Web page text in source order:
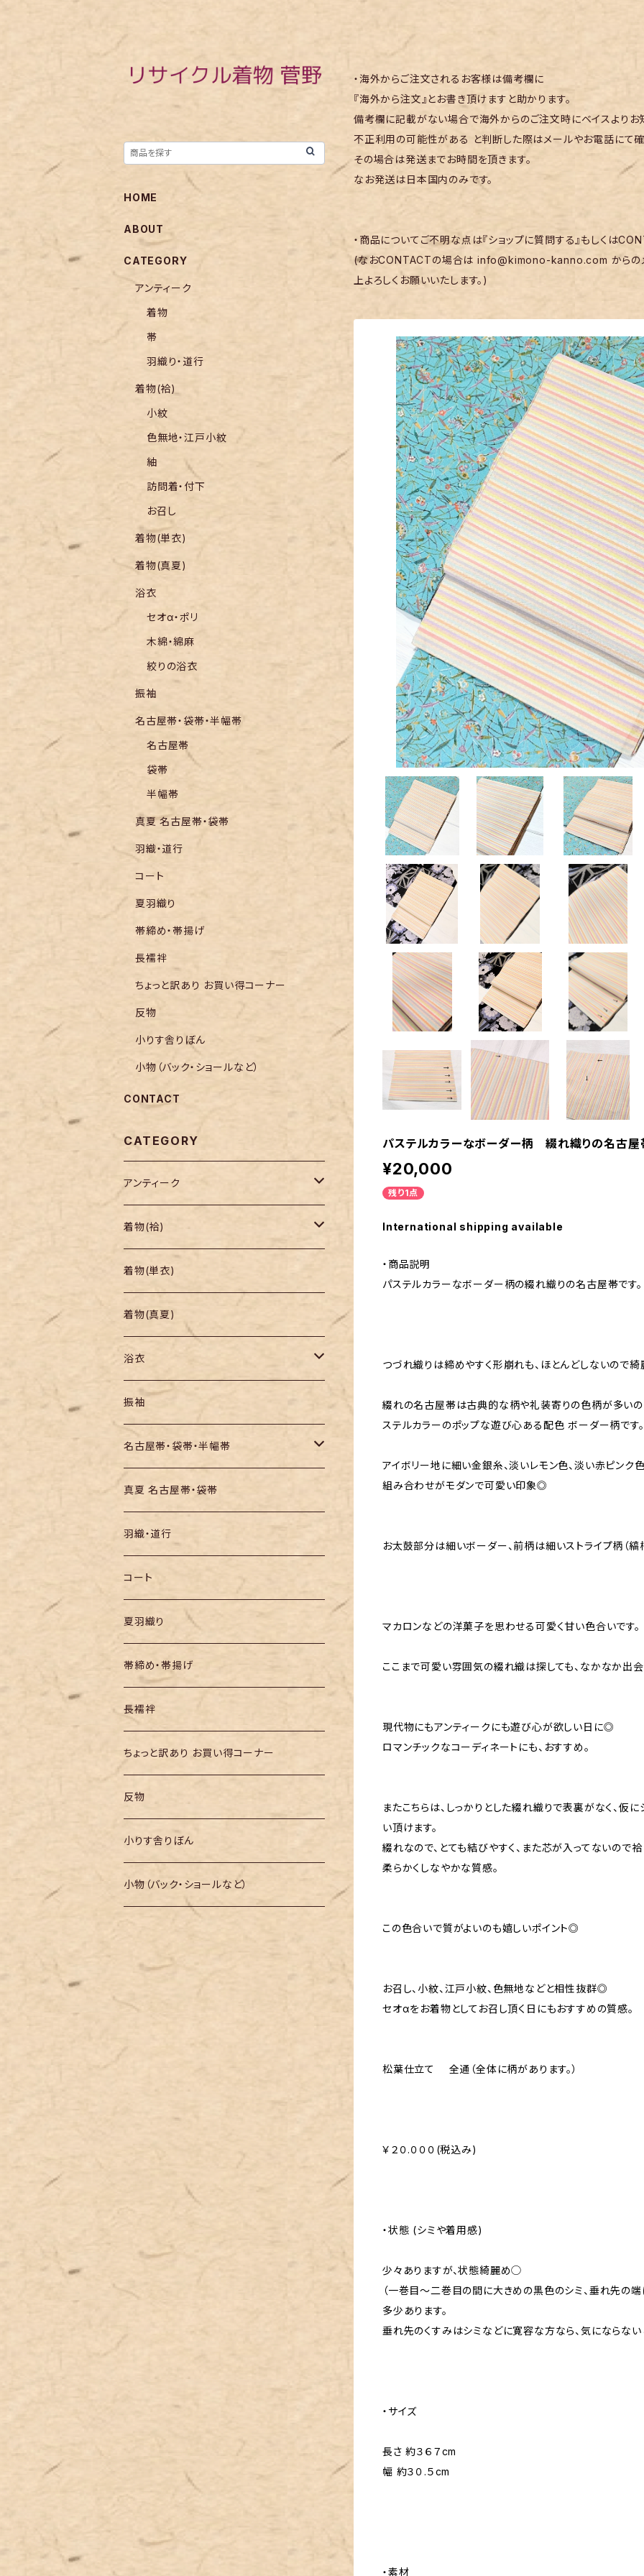
・海外からご注文されるお客様は備考欄に
『海外から注文』とお書き頂けますと助かります。
備考欄に記載がない場合で海外からのご注文時にベイスよりお
不正利用の可能性がある と判断した際はメールやお電話にて確
その場合は発送までお時間を頂きます。
なお発送は日本国内のみです。
・商品についてご不明な点は『ショップに質問する』もしくは
(なおCONTACTの場合はinfo@kimono-kanno.com から
上よろしくお願いいたします。)
パステルカラーなボーダー柄 綴れ織りの名古屋
¥20,000
残り1点
International shipping available
・商品説明
パステルカラーなボーダー柄の綴れ織りの名古屋帯です。
つづれ織りは締めやすく形崩れも、ほとんどしないので綺
綴れの名古屋帯は古典的な柄や礼装寄りの色柄が多いの
ステルカラーのポップな遊び心ある配色 ボーダー柄です。
アイボリー地に細い金銀糸、淡いレモン色、淡い赤ピンク
組み合わせがモダンで可愛い印象◎
お太鼓部分は細いボーダー、前柄は細いストライプ柄（縞
マカロンなどの洋菓子を思わせる可愛く甘い色合いです。
ここまで可愛い雰囲気の綴れ織は探しても、なかなか出
現代物にもアンティークにも遊び心が欲しい日に◎
ロマンチックなコーディネートにも、おすすめ。
またこちらは、しっかりとした綴れ織りで表裏がなく、仮
い頂けます。
綴れなので、とても結びやすく、また芯が入ってないので
柔らかくしなやかな質感。
この色合いで質がよいのも嬉しいポイント◎
お召し、小紋、江戸小紋、色無地などと相性抜群◎
セオαをお着物としてお召し頂く日にもおすすめの質感。
松葉仕立て 全通（全体に柄があります。）
￥２０.０００(税込み)
・状態 (シミや着用感)
少々ありますが、状態綺麗め◯
（一巻目〜二巻目の間に大きめの黒色のシミ、垂れ先の
多少あります。
垂れ先のくすみはシミなどに寛容な方なら、気にならない
・サイズ
長さ 約３６７cm
幅 約３０.５cm
・素材
HOME
ABOUT
CATEGORY
アンティーク
着物
帯
羽織り・道行
着物(袷)
小紋
色無地・江戸小紋
紬
訪問着・付下
お召し
着物(単衣)
着物(真夏)
浴衣
セオα・ポリ
木綿・綿麻
絞りの浴衣
振袖
名古屋帯・袋帯・半幅帯
名古屋帯
袋帯
半幅帯
真夏 名古屋帯・袋帯
羽織・道行
コート
夏羽織り
帯締め・帯揚げ
長襦袢
ちょっと訳あり お買い得コーナー
反物
小りす舎りぼん
小物（バック・ショールなど）
CONTACT
CATEGORY
アンティーク
着物
帯
羽織り・道行
着物(袷)
小紋
色無地・江戸小紋
紬
訪問着・付下
お召し
着物(単衣)
着物(真夏)
浴衣
セオα・ポリ
木綿・綿麻
絞りの浴衣
振袖
名古屋帯・袋帯・半幅帯
名古屋帯
袋帯
半幅帯
真夏 名古屋帯・袋帯
羽織・道行
コート
夏羽織り
帯締め・帯揚げ
長襦袢
ちょっと訳あり お買い得コーナー
反物
小りす舎りぼん
小物（バック・ショールなど）